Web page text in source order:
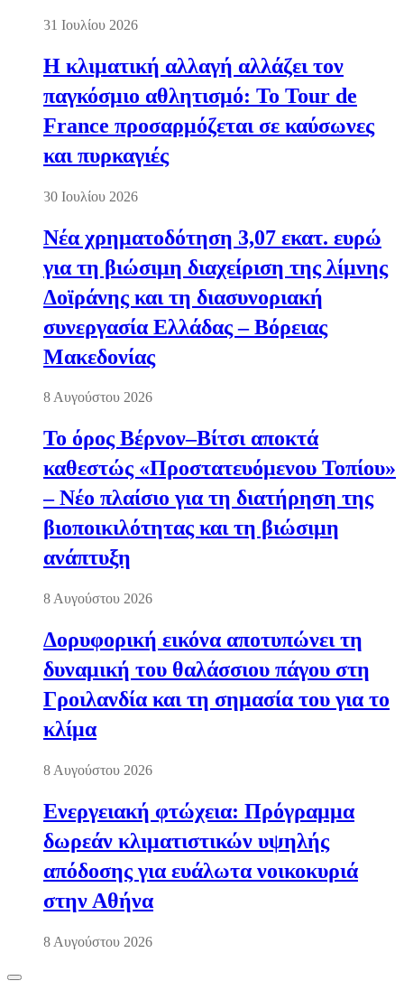
31 Ιουλίου 2026
Η κλιματική αλλαγή αλλάζει τον
παγκόσμιο αθλητισμό: Το Tour de
France προσαρμόζεται σε καύσωνες
και πυρκαγιές
30 Ιουλίου 2026
Νέα χρηματοδότηση 3,07 εκατ. ευρώ
για τη βιώσιμη διαχείριση της λίμνης
Δοϊράνης και τη διασυνοριακή
συνεργασία Ελλάδας – Βόρειας
Μακεδονίας
8 Αυγούστου 2026
Το όρος Βέρνον–Βίτσι αποκτά
καθεστώς «Προστατευόμενου Τοπίου»
– Νέο πλαίσιο για τη διατήρηση της
βιοποικιλότητας και τη βιώσιμη
ανάπτυξη
8 Αυγούστου 2026
Δορυφορική εικόνα αποτυπώνει τη
δυναμική του θαλάσσιου πάγου στη
Γροιλανδία και τη σημασία του για το
κλίμα
8 Αυγούστου 2026
Ενεργειακή φτώχεια: Πρόγραμμα
δωρεάν κλιματιστικών υψηλής
απόδοσης για ευάλωτα νοικοκυριά
στην Αθήνα
8 Αυγούστου 2026